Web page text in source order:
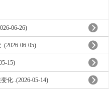
06-26)
06-05)
15)
化..(2026-05-14)